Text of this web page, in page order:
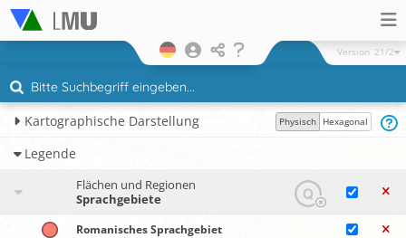
Version 21/2
Kartographische Darstellung Physisch Hexagonal
Legende
Flächen und Regionen
Sprachgebiete
Romanisches Sprachgebiet